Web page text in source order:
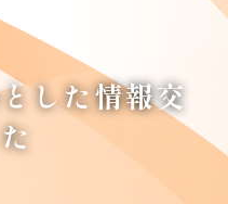
した情報交